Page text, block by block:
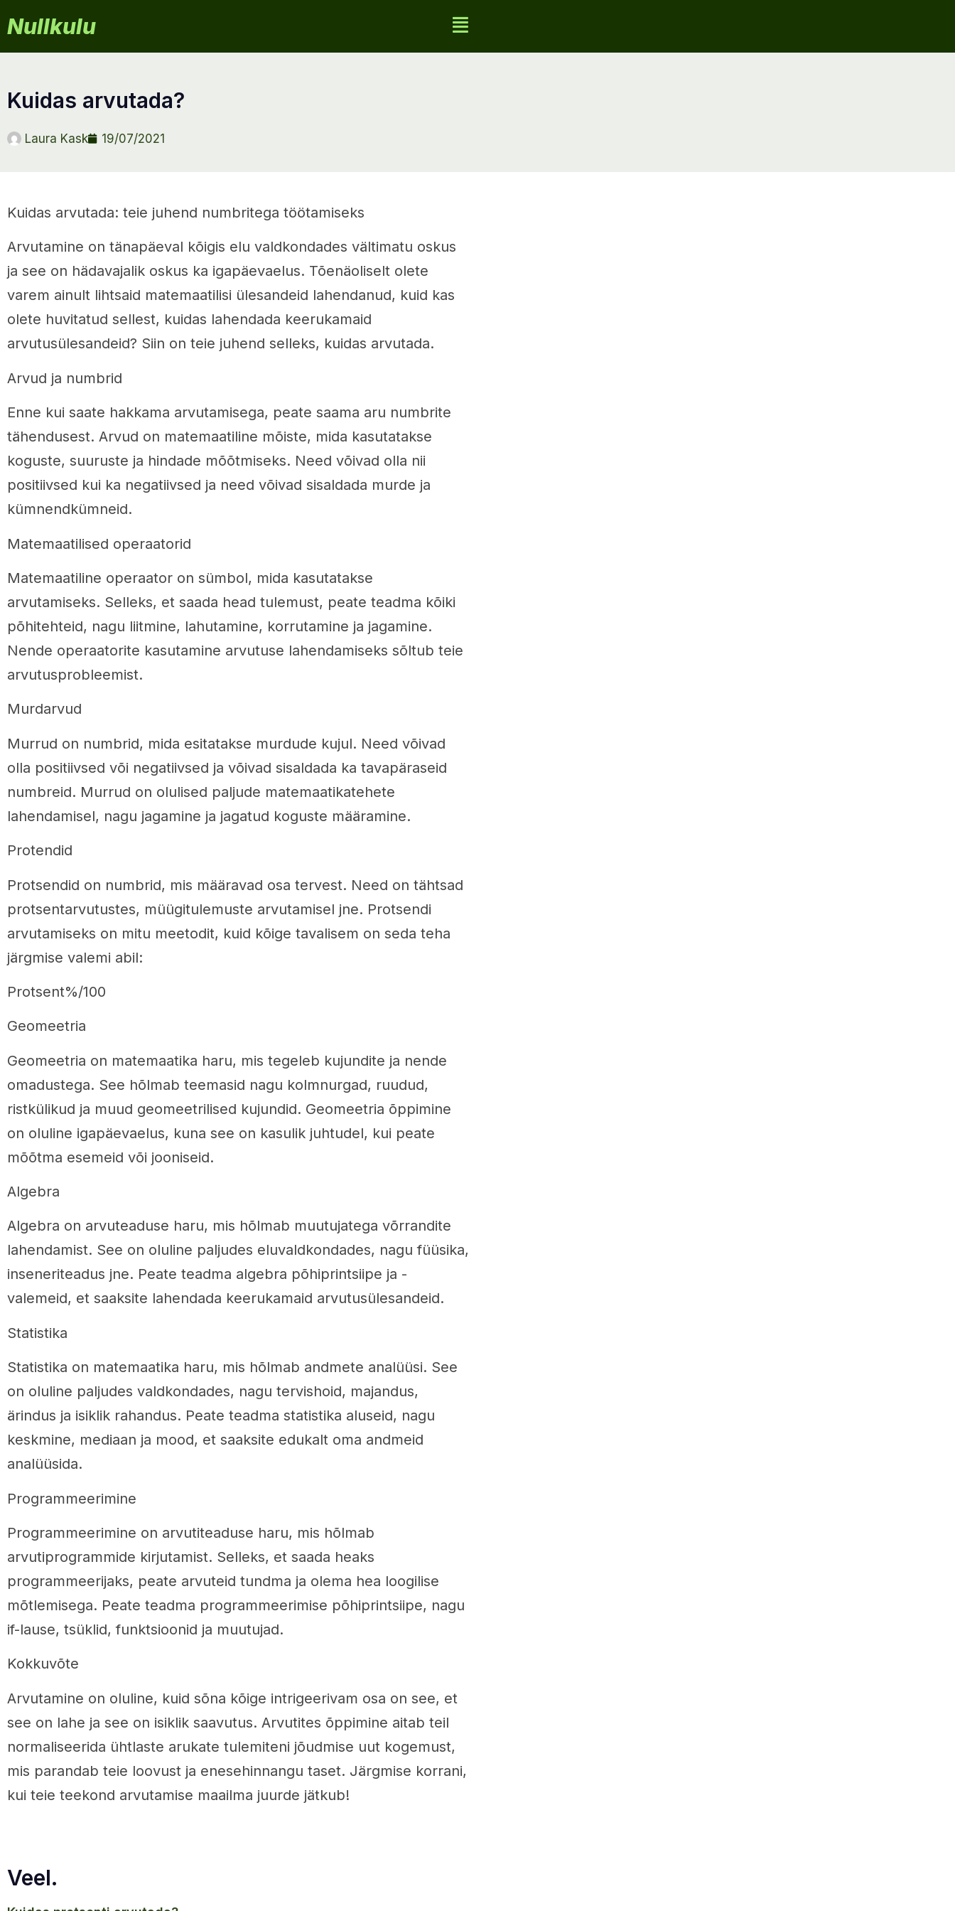
Nullkulu
kuidas arvutada?
Laura Kask 19/07/2021
Kuidas arvutada: teie juhend numbritega töötamiseks
Arvutamine on tänapäeval kõigis elu valdkondades vältimatu oskus
ja see on hädavajalik oskus ka igapäevaelus. Tõenäoliselt olete
varem ainult lihtsaid matemaatilisi ülesandeid lahendanud, kuid kas
olete huvitatud sellest, kuidas lahendada keerukamaid
arvutusülesandeid? Siin on teie juhend selleks, kuidas arvutada.
Arvud ja numbrid
Enne kui saate hakkama arvutamisega, peate saama aru numbrite
tähendusest. Arvud on matemaatiline mõiste, mida kasutatakse
koguste, suuruste ja hindade mõõtmiseks. Need võivad olla nii
positiivsed kui ka negatiivsed ja need võivad sisaldada murde ja
kümnendkümneid.
Matemaatilised operaatorid
Matemaatiline operaator on sümbol, mida kasutatakse
arvutamiseks. Selleks, et saada head tulemust, peate teadma kõiki
põhitehteid, nagu liitmine, lahutamine, korrutamine ja jagamine.
Nende operaatorite kasutamine arvutuse lahendamiseks sõltub teie
arvutusprobleemist.
Murdarvud
Murrud on numbrid, mida esitatakse murdude kujul. Need võivad
olla positiivsed või negatiivsed ja võivad sisaldada ka tavapäraseid
numbreid. Murrud on olulised paljude matemaatikatehete
lahendamisel, nagu jagamine ja jagatud koguste määramine.
Protendid
Protsendid on numbrid, mis määravad osa tervest. Need on tähtsad
protsentarvutustes, müügitulemuste arvutamisel jne. Protsendi
arvutamiseks on mitu meetodit, kuid kõige tavalisem on seda teha
järgmise valemi abil:
Protsent%/100
Geomeetria
Geomeetria on matemaatika haru, mis tegeleb kujundite ja nende
omadustega. See hõlmab teemasid nagu kolmnurgad, ruudud,
ristkülikud ja muud geomeetrilised kujundid. Geomeetria õppimine
on oluline igapäevaelus, kuna see on kasulik juhtudel, kui peate
mõõtma esemeid või jooniseid.
Algebra
Algebra on arvuteaduse haru, mis hõlmab muutujatega võrrandite
lahendamist. See on oluline paljudes eluvaldkondades, nagu füüsika,
inseneriteadus jne. Peate teadma algebra põhiprintsiipe ja -
valemeid, et saaksite lahendada keerukamaid arvutusülesandeid.
Statistika
Statistika on matemaatika haru, mis hõlmab andmete analüüsi. See
on oluline paljudes valdkondades, nagu tervishoid, majandus,
ärindus ja isiklik rahandus. Peate teadma statistika aluseid, nagu
keskmine, mediaan ja mood, et saaksite edukalt oma andmeid
analüüsida.
Programmeerimine
Programmeerimine on arvutiteaduse haru, mis hõlmab
arvutiprogrammide kirjutamist. Selleks, et saada heaks
programmeerijaks, peate arvuteid tundma ja olema hea loogilise
mõtlemisega. Peate teadma programmeerimise põhiprintsiipe, nagu
if-lause, tsüklid, funktsioonid ja muutujad.
Kokkuvõte
Arvutamine on oluline, kuid sõna kõige intrigeerivam osa on see, et
see on lahe ja see on isiklik saavutus. Arvutites õppimine aitab teil
normaliseerida ühtlaste arukate tulemiteni jõudmise uut kogemust,
mis parandab teie loovust ja enesehinnangu taset. Järgmise korrani,
kui teie teekond arvutamise maailma juurde jätkub!
Veel.